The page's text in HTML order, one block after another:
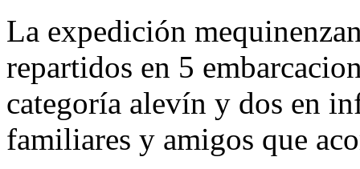
La expedición
repartidos en 5
categoría alevín y dos en
familiares y amigos que